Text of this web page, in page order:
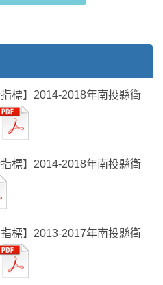
標】2014-2018年南投縣衛
標】2014-2018年南投縣衛
標】2013-2017年南投縣衛